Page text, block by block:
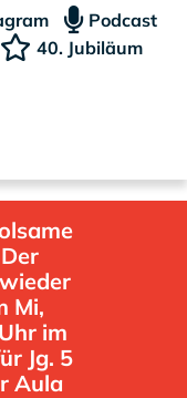
Podcast
40. Jubiläum
Mi,
im
Jg. 5
Aula